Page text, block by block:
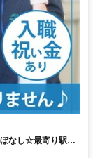
なし☆最寄り駅か
、生活支援員、準